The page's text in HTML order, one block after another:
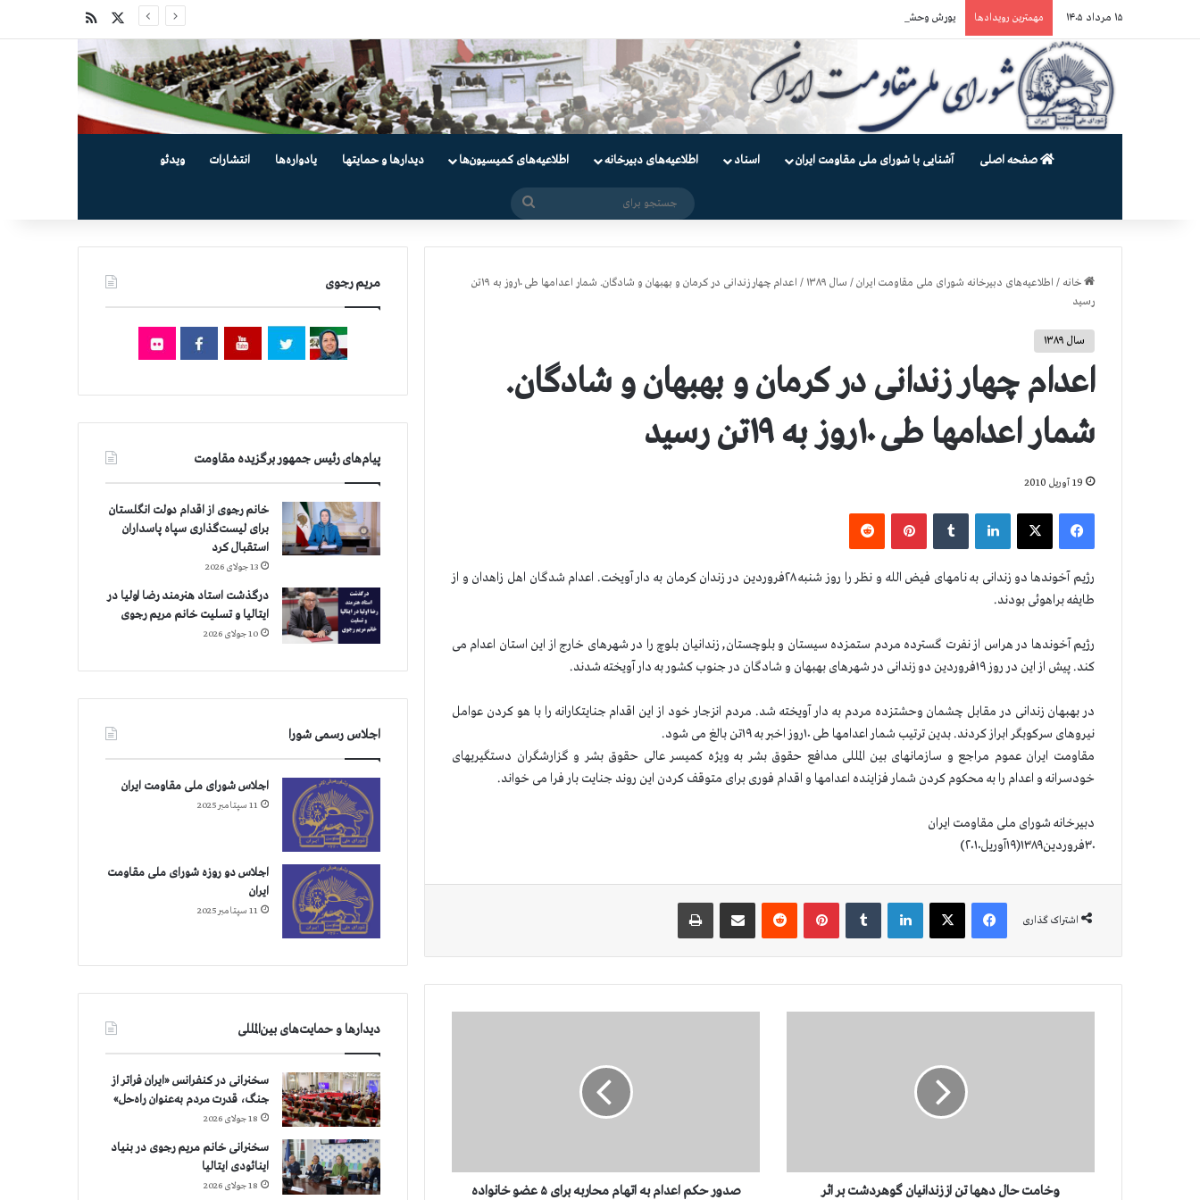
۱۵ مرداد ۱۴۰۵ مهمترین رویدادها یورش وحشیانه گارد زندان اوین به سالن ۵ بند ۷ و ضرب و شتم زندانیان
صفحه اصلی آشنایی با شورای ملی مقاومت ایران اسناد اطلاعیه‌های دبیرخانه اطلاعیه‌های کمیسیون‌‌ها دیدارها و حمایتها یادواره‌ها انتشارات ویدئو
خانه / اطلاعیه‌های دبیرخانه شورای ملی مقاومت ایران/ سال ۱۳۸۹ /
اعدام چهار زندانی در کرمان و بهبهان و شادگان. شمار اعدامها طی ۱۰روز به ۱۹تن
رسید
سال ۱۳۸۹
اعدام چهار زندانی در کرمان و بهبهان و شادگان.
شمار اعدامها طی ۱۰روز به ۱۹تن رسید
19 آوریل 2010
فیس بوک X ‫پین‌ترست
رژیم آخوندها دو زندانی به نامهای فیض الله و نظر را روز شنبه ۲۸فروردین در زندان کرمان به دار آویخت. اعدام شدگان اهل زاهدان و از
طایفه براهوئی بودند.
رژیم آخوندها در هراس از نفرت گسترده مردم ستمزده سیستان و بلوچستان, زندانیان بلوچ را در شهرهای خارج از این استان اعدام می
کند. پیش از این در روز ۱۹فروردین دو زندانی در شهرهای بهبهان و شادگان در جنوب کشور به دار آویخته شدند.
در بهبهان زندانی در مقابل چشمان وحشتزده مردم به دار آویخته شد. مردم انزجار خود از این اقدام جنایتکارانه را با هو کردن عوامل
نیروهای سرکوبگر ابراز کردند. بدین ترتیب شمار اعدامها طی ۱۰روز اخبر به ۱۹تن بالغ می شود.
مقاومت ایران عموم مراجع و سازمانهای بین المللی مدافع حقوق بشر به ویژه کمیسر عالی حقوق بشر و گزارشگران دستگیریهای
خودسرانه و اعدام را به محکوم کردن شمار فزاینده اعدامها و اقدام فوری برای متوقف کردن این روند جنایت بار فرا می خواند.
دبیرخانه شورای ملی مقاومت ایران
۳۰فروردین۱۳۸۹(۱۹آوریل۲۰۱۰)
اشتراک گذاری
فیس بوک X ‫پین‌ترست ‫رددیت
د
وخامت حال دهها تن از زندانیان گوهردشت بر اثر
ع
صدور حکم اعدام به اتهام محاربه برای ۵ عضو خانواده
مریم رجوی
پیام‌های رئیس جمهور برگزیده مقاومت
خانم رجوی از اقدام دولت انگلستان
برای لیست‌گذاری سپاه پاسداران
استقبال کرد
13 جولای 2026
درگذشت استاد هنرمند رضا اولیا در
ایتالیا و تسلیت خانم مریم رجوی
10 جولای 2026
اجلاس رسمی شورا
اجلاس شورای ملی مقاومت ایران
11 سپتامبر 2025
اجلاس دو روزه شورای ملی مقاومت
ایران
11 سپتامبر 2025
دیدارها و حمایت‌های بین‌المللی
سخنرانی در کنفرانس «ایران فراتر از
جنگ، قدرت مردم به‌عنوان راه‌حل»
18 جولای 2026
سخنرانی خانم مریم رجوی در بنیاد
اینائودی ایتالیا
18 جولای 2026